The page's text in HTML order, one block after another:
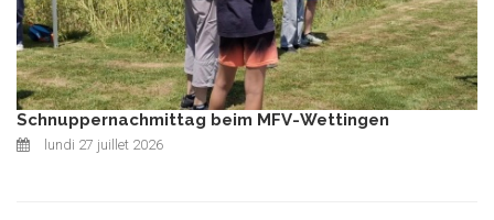
Schnuppernachmittag beim MFV-Wettingen
lundi 27 juillet 2026